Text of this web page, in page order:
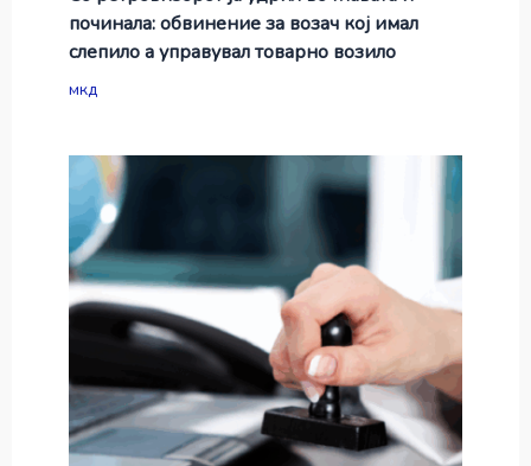
починала: обвинение за возач кој имал
слепило а управувал товарно возило
мкд